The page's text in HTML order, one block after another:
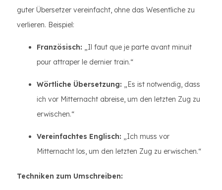
guter Übersetzer vereinfacht, ohne das Wesentliche zu
verlieren. Beispiel:
Französisch: „Il faut que je parte avant minuit
pour attraper le dernier train.“
Wörtliche Übersetzung: „Es ist notwendig, dass
ich vor Mitternacht abreise, um den letzten Zug zu
erwischen.“
Vereinfachtes Englisch: „Ich muss vor
Mitternacht los, um den letzten Zug zu erwischen.“
Techniken zum Umschreiben: